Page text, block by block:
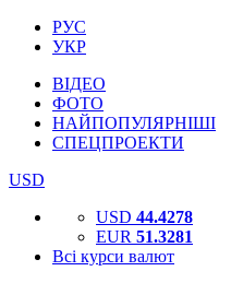
РУС
УКР
ВІДЕО
ФОТО
НАЙПОПУЛЯРНІШІ
СПЕЦПРОЕКТИ
USD
USD 44.4278
EUR 51.3281
Всі курси валют